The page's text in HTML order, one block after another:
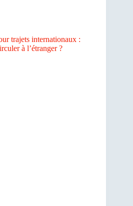
trajets internationaux :
à l’étranger ?